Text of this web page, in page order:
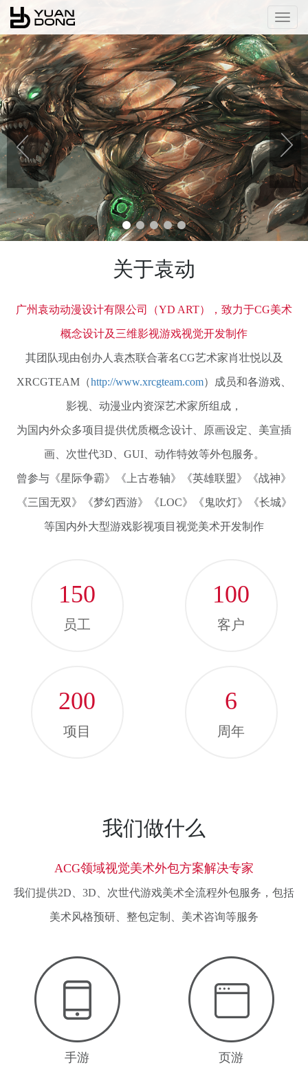
关于袁动
广州袁动动漫设计有限公司（YD ART），致力于CG美术
概念设计及三维影视游戏视觉开发制作
其团队现由创办人袁杰联合著名CG艺术家肖壮悦以及
XRCGTEAM（http://www.xrcgteam.com）成员和各游戏、
影视、动漫业内资深艺术家所组成，
为国内外众多项目提供优质概念设计、原画设定、美宣插
画、次世代3D、GUI、动作特效等外包服务。
曾参与《星际争霸》《上古卷轴》《英雄联盟》《战神》
《三国无双》《梦幻西游》《LOC》《鬼吹灯》《长城》
等国内外大型游戏影视项目视觉美术开发制作
150
员工
100
客户
200
项目
6
周年
我们做什么
ACG领域视觉美术外包方案解决专家
我们提供2D、3D、次世代游戏美术全流程外包服务，包括
美术风格预研、整包定制、美术咨询等服务
手游 页游